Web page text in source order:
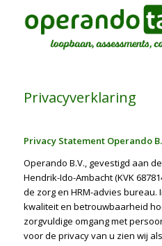
Privacyverklaring
Privacy Statement Operando
Operando B.V., gevestigd aan
Hendrik-Ido-Ambacht (KVK
de zorg en HRM-advies
kwaliteit en betrouwbaarheid
zorgvuldige omgang met
voor de privacy van u zien wij